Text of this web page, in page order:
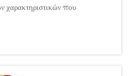
χαρακτηριστικών που
από τους μέσους παραγωγούς.
κέντρο παραγωγής μεταλλίων,